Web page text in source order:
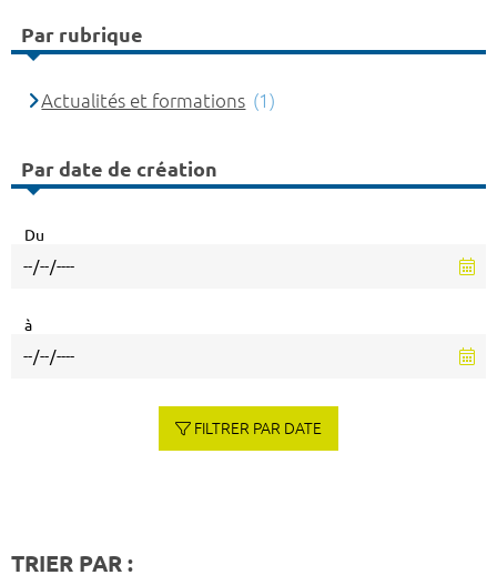
Par rubrique
Actualités et formations (1)
Par date de création
Du
à
FILTRER PAR DATE
TRIER PAR :